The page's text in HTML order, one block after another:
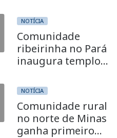
e saúde mental
NOTÍCIA
Comunidade
ribeirinha no Pará
inaugura templo
apoio de iniciativa
missionária
NOTÍCIA
Comunidade rural
no norte de Minas
ganha primeiro